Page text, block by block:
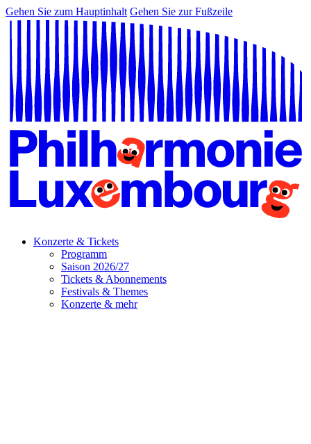
Gehen Sie zum Hauptinhalt Gehen Sie zur Fußzeile
Konzerte & Tickets
Programm
Saison 2026/27
Tickets & Abonnements
Festivals & Themes
Konzerte & mehr